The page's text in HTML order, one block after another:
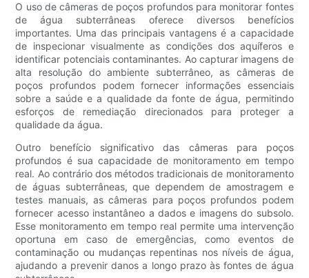
O uso de câmeras de poços profundos para monitorar fontes
de água subterrâneas oferece diversos benefícios
importantes. Uma das principais vantagens é a capacidade
de inspecionar visualmente as condições dos aquíferos e
identificar potenciais contaminantes. Ao capturar imagens de
alta resolução do ambiente subterrâneo, as câmeras de
poços profundos podem fornecer informações essenciais
sobre a saúde e a qualidade da fonte de água, permitindo
esforços de remediação direcionados para proteger a
qualidade da água.
Outro benefício significativo das câmeras para poços
profundos é sua capacidade de monitoramento em tempo
real. Ao contrário dos métodos tradicionais de monitoramento
de águas subterrâneas, que dependem de amostragem e
testes manuais, as câmeras para poços profundos podem
fornecer acesso instantâneo a dados e imagens do subsolo.
Esse monitoramento em tempo real permite uma intervenção
oportuna em caso de emergências, como eventos de
contaminação ou mudanças repentinas nos níveis de água,
ajudando a prevenir danos a longo prazo às fontes de água